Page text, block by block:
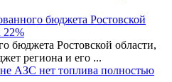
бюджета Ростовской
22%
бюджета Ростовской области,
региона и его ...
АЗС нет топлива полностью